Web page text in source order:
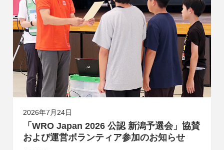
2026年7月24日
「WRO Japan 2026 公認 新潟予選会」協賛
および運営ボランティア参加のお知らせ